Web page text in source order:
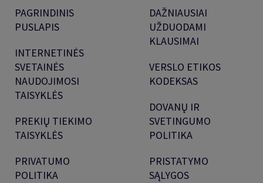
PAGRINDINIS
PUSLAPIS
INTERNETINĖS
SVETAINĖS
NAUDOJIMOSI
TAISYKLĖS
PREKIŲ TIEKIMO
TAISYKLĖS
PRIVATUMO
POLITIKA
DAŽNIAUSIAI
UŽDUODAMI
KLAUSIMAI
VERSLO ETIKOS
KODEKSAS
DOVANŲ IR
SVETINGUMO
POLITIKA
PRISTATYMO
SĄLYGOS